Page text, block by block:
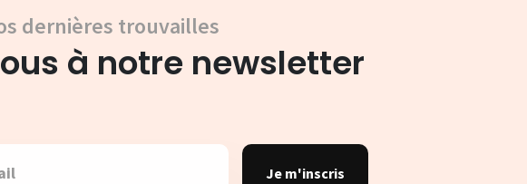
dernières trouvailles
à notre newsletter
Je m'inscris